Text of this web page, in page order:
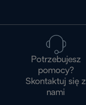
Potrzebujesz
pomocy?
Skontaktuj się z
nami